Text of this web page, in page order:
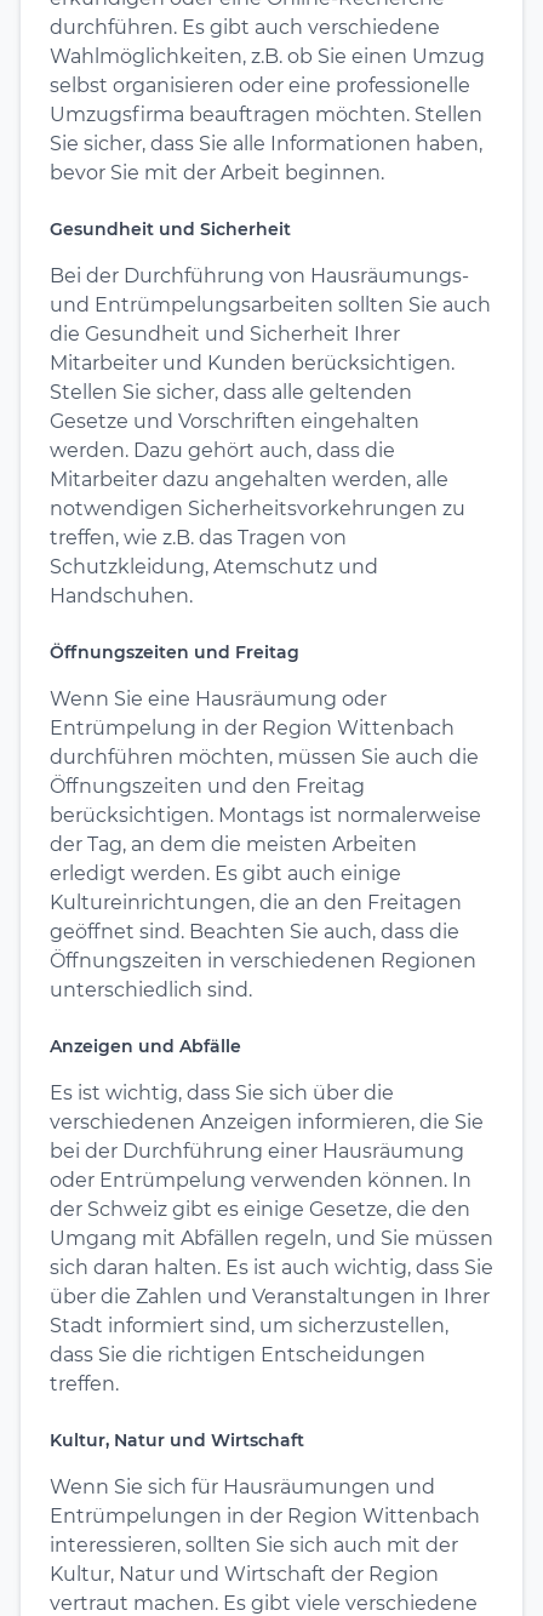
durchführen. Es gibt auch verschiedene
Wahlmöglichkeiten, z.B. ob Sie einen Umzug
selbst organisieren oder eine professionelle
Umzugsfirma beauftragen möchten. Stellen
Sie sicher, dass Sie alle Informationen haben,
bevor Sie mit der Arbeit beginnen.
Gesundheit und Sicherheit
Bei der Durchführung von Hausräumungs-
und Entrümpelungsarbeiten sollten Sie auch
die Gesundheit und Sicherheit Ihrer
Mitarbeiter und Kunden berücksichtigen.
Stellen Sie sicher, dass alle geltenden
Gesetze und Vorschriften eingehalten
werden. Dazu gehört auch, dass die
Mitarbeiter dazu angehalten werden, alle
notwendigen Sicherheitsvorkehrungen zu
treffen, wie z.B. das Tragen von
Schutzkleidung, Atemschutz und
Handschuhen.
Öffnungszeiten und Freitag
Wenn Sie eine Hausräumung oder
Entrümpelung in der Region Wittenbach
durchführen möchten, müssen Sie auch die
Öffnungszeiten und den Freitag
berücksichtigen. Montags ist normalerweise
der Tag, an dem die meisten Arbeiten
erledigt werden. Es gibt auch einige
Kultureinrichtungen, die an den Freitagen
geöffnet sind. Beachten Sie auch, dass die
Öffnungszeiten in verschiedenen Regionen
unterschiedlich sind.
Anzeigen und Abfälle
Es ist wichtig, dass Sie sich über die
verschiedenen Anzeigen informieren, die Sie
bei der Durchführung einer Hausräumung
oder Entrümpelung verwenden können. In
der Schweiz gibt es einige Gesetze, die den
Umgang mit Abfällen regeln, und Sie müssen
sich daran halten. Es ist auch wichtig, dass Sie
über die Zahlen und Veranstaltungen in Ihrer
Stadt informiert sind, um sicherzustellen,
dass Sie die richtigen Entscheidungen
treffen.
Kultur, Natur und Wirtschaft
Wenn Sie sich für Hausräumungen und
Entrümpelungen in der Region Wittenbach
interessieren, sollten Sie sich auch mit der
Kultur, Natur und Wirtschaft der Region
vertraut machen. Es gibt viele verschiedene